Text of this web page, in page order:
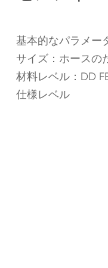
基本的なパラメー
サイズ：ホースの
材料レベル：DD
仕様レベル